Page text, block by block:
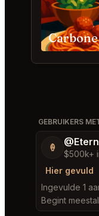
GEBRUIKERS
🍦
$500k+
Hier gevuld
Ingevulde 1
Begint